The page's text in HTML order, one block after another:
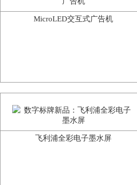
MicroLED交互式广告机
飞利浦全彩电子墨水屏